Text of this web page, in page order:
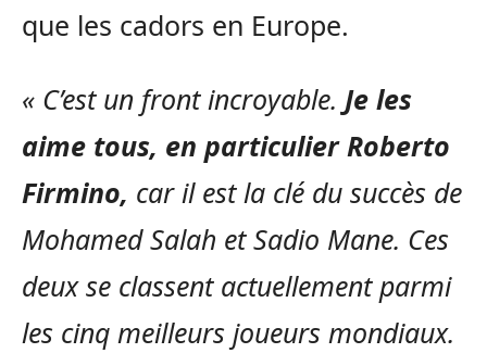
que les cadors en Europe.
« C’est un front incroyable. Je les
aime tous, en particulier Roberto
Firmino, car il est la clé du succès de
Mohamed Salah et Sadio Mane. Ces
deux se classent actuellement parmi
les cinq meilleurs joueurs mondiaux.